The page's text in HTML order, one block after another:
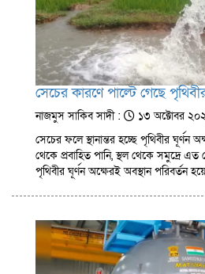
সেচের কারণে পাল্টে গেছে
নাজমুস সাকিব সাদী :
১৩ অক্টোবর
সেচের ফলে স্থানান্তর হচ্ছে পৃথিবীর ঘূর্ণন
থেকে প্রবাহিত পানি, স্থল থেকে সমুদ্রে এত
পৃথিবীর ঘূর্ণন অক্ষেরই অবস্থান পরিবর্তন